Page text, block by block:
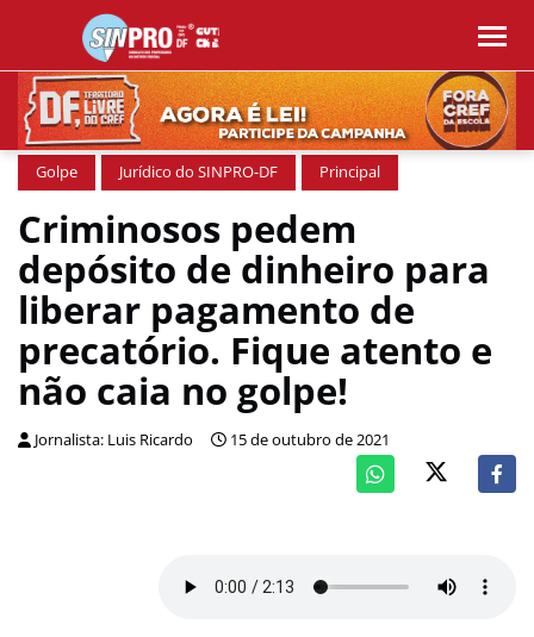
Golpe Jurídico do SINPRO-DF Principal
Criminosos pedem
depósito de dinheiro para
liberar pagamento de
precatório. Fique atento e
não caia no golpe!
Jornalista: Luis Ricardo 15 de outubro de 2021